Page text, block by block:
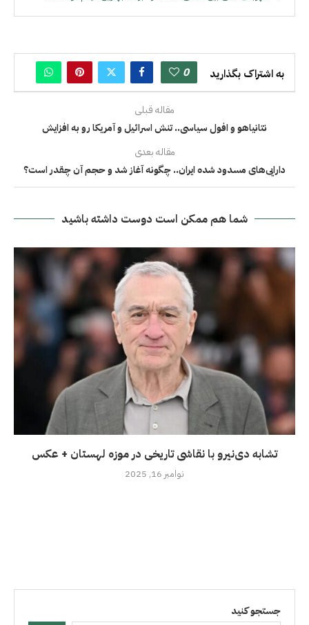
به اشتراک بگذارید 0
مقاله قبلی
نتانیاهو و افول سیاسی.. تنش اسرائیل و آمریکا رو به افزایش
مقاله بعدی
دارایی‌های مسدود شده ایران.. چگونه آغاز شد و حجم آن چقدر است؟
شما هم ممکن است دوست داشته باشید
تشابه دی‌نیرو با نقاشی تاریخی در موزه لهستان + عکس
نوامبر 16, 2025
جستجو کنید